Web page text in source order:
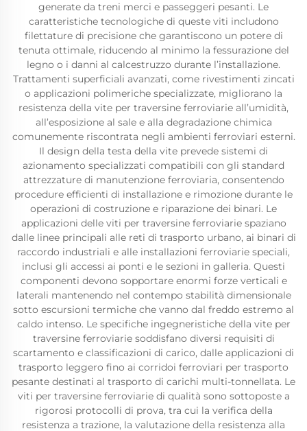
generate da treni merci e passeggeri pesanti. Le
caratteristiche tecnologiche di queste viti includono
filettature di precisione che garantiscono un potere di
tenuta ottimale, riducendo al minimo la fessurazione del
legno o i danni al calcestruzzo durante l’installazione.
Trattamenti superficiali avanzati, come rivestimenti zincati
o applicazioni polimeriche specializzate, migliorano la
resistenza della vite per traversine ferroviarie all’umidità,
all’esposizione al sale e alla degradazione chimica
comunemente riscontrata negli ambienti ferroviari esterni.
Il design della testa della vite prevede sistemi di
azionamento specializzati compatibili con gli standard
attrezzature di manutenzione ferroviaria, consentendo
procedure efficienti di installazione e rimozione durante le
operazioni di costruzione e riparazione dei binari. Le
applicazioni delle viti per traversine ferroviarie spaziano
dalle linee principali alle reti di trasporto urbano, ai binari di
raccordo industriali e alle installazioni ferroviarie speciali,
inclusi gli accessi ai ponti e le sezioni in galleria. Questi
componenti devono sopportare enormi forze verticali e
laterali mantenendo nel contempo stabilità dimensionale
sotto escursioni termiche che vanno dal freddo estremo al
caldo intenso. Le specifiche ingegneristiche della vite per
traversine ferroviarie soddisfano diversi requisiti di
scartamento e classificazioni di carico, dalle applicazioni di
trasporto leggero fino ai corridoi ferroviari per trasporto
pesante destinati al trasporto di carichi multi-tonnellata. Le
viti per traversine ferroviarie di qualità sono sottoposte a
rigorosi protocolli di prova, tra cui la verifica della
resistenza a trazione, la valutazione della resistenza alla